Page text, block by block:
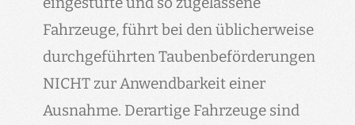
Fahrzeuge, führt bei den üblicherweise
durchgeführten Taubenbeförderungen
NICHT zur Anwendbarkeit einer
Ausnahme. Derartige Fahrzeuge sind